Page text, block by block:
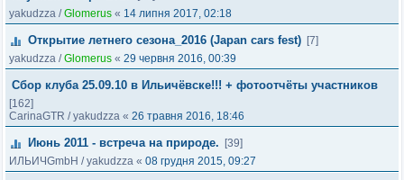
yakudzza /Glomerus « 14 липня 2017, 02:18
Открытие летнего сезона_2016 (Japan cars fest) [7]
yakudzza /Glomerus « 29 червня 2016, 00:39
Сбор клуба 25.09.10 в Ильичёвске!!! + фотоотчёты участников
[162]
CarinaGTR /yakudzza « 26 травня 2016, 18:46
Июнь 2011 - встреча на природе.
[39]
ИЛЬИЧGmbH /yakudzza « 08 грудня 2015, 09:27